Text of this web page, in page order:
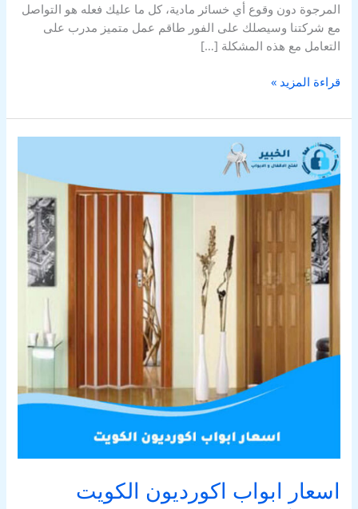
المرجوة دون وقوع أي خسائر مادية، كل ما عليك فعله هو التواصل
مع شركتنا وسيصلك على الفور طاقم عمل متميز مدرب على
التعامل مع هذه المشكلة […]
قراءة المزيد »
اسعار ابواب اكورديون الكويت
اسعار
ابواب
اكورديون
الكويت